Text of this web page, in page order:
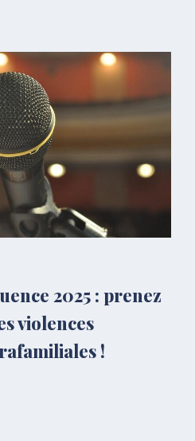
2025 : prenez
violences
!